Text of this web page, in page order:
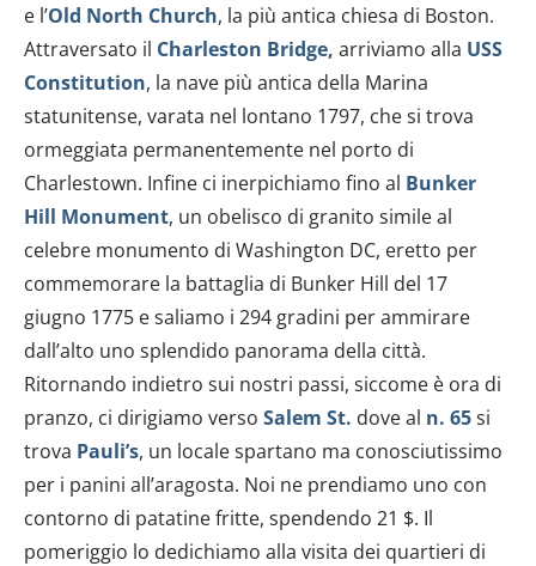
e l’Old North Church, la più antica chiesa di Boston.
Attraversato il Charleston Bridge, arriviamo alla USS
Constitution, la nave più antica della Marina
statunitense, varata nel lontano 1797, che si trova
ormeggiata permanentemente nel porto di
Charlestown. Infine ci inerpichiamo fino al Bunker
Hill Monument, un obelisco di granito simile al
celebre monumento di Washington DC, eretto per
commemorare la battaglia di Bunker Hill del 17
giugno 1775 e saliamo i 294 gradini per ammirare
dall’alto uno splendido panorama della città.
Ritornando indietro sui nostri passi, siccome è ora di
pranzo, ci dirigiamo verso Salem St. dove al n. 65si
trova Pauli’s, un locale spartano ma conosciutissimo
per i panini all’aragosta. Noi ne prendiamo uno con
contorno di patatine fritte, spendendo 21 $. Il
pomeriggio lo dedichiamo alla visita dei quartieri di